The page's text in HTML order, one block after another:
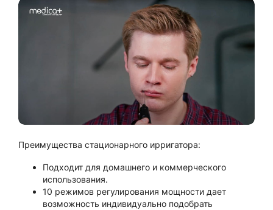
Преимущества стационарного ирригатора:
Подходит для домашнего и коммерческого
использования.
10 режимов регулирования мощности дает
возможность индивидуально подобрать